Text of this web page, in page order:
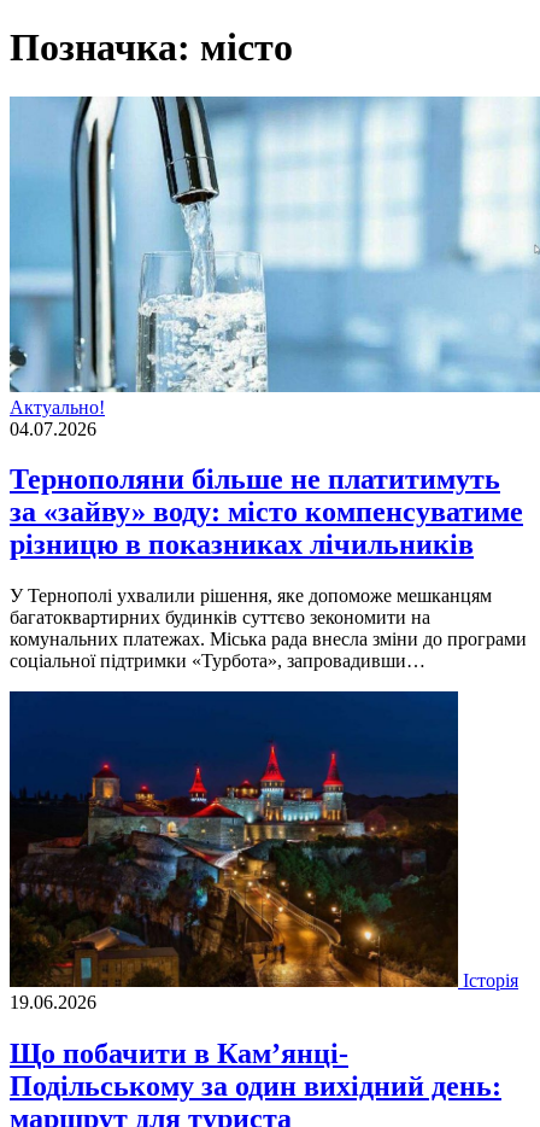
Позначка: місто
Актуально!
04.07.2026
Тернополяни більше не платитимуть
за «зайву» воду: місто компенсуватиме
різницю в показниках лічильників
У Тернополі ухвалили рішення, яке допоможе мешканцям
багатоквартирних будинків суттєво зекономити на
комунальних платежах. Міська рада внесла зміни до програми
соціальної підтримки «Турбота», запровадивши…
Історія
19.06.2026
Що побачити в Кам’янці-
Подільському за один вихідний день:
маршрут для туриста